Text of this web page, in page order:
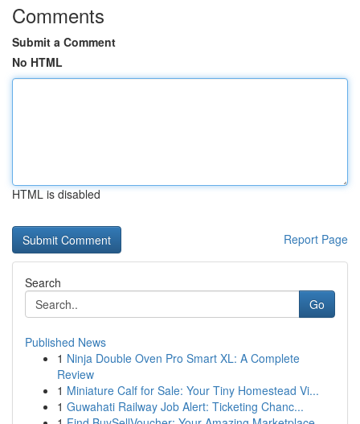
Comments
Submit a Comment
No HTML
HTML is disabled
Report Page
Search
Go
Published News
1 Ninja Double Oven Pro Smart XL: A Complete
Review
1 Miniature Calf for Sale: Your Tiny Homestead Vi...
1 Guwahati Railway Job Alert: Ticketing Chanc...